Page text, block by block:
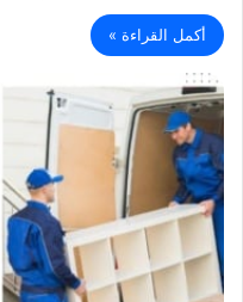
أكمل القراءة »